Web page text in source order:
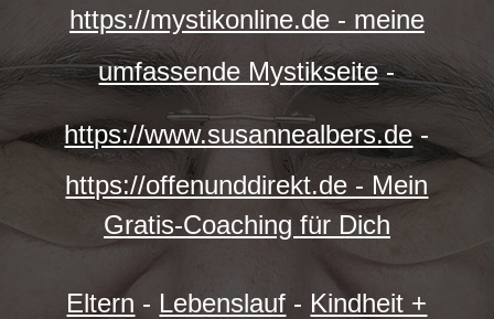
https://mystikonline.de - meine
umfassende Mystikseite-
https://www.susannealbers.de-
https://offenunddirekt.de - Mein
Gratis-Coaching für Dich
Eltern - Lebenslauf - Kindheit +